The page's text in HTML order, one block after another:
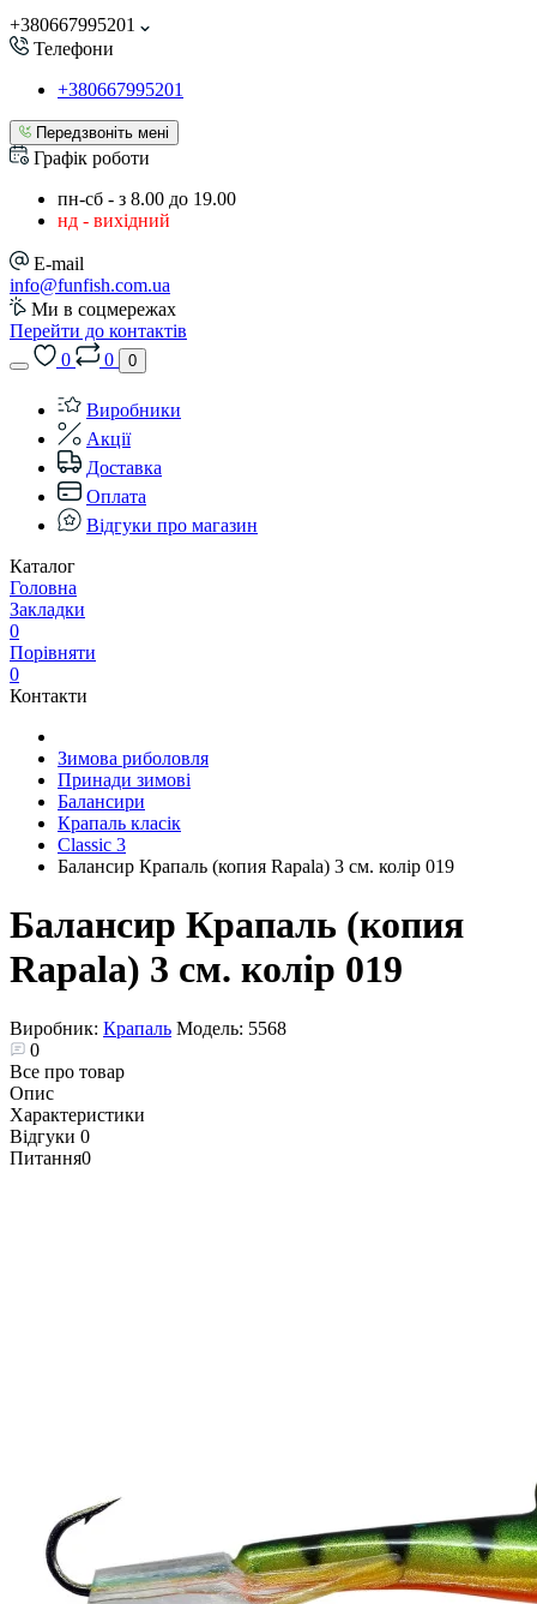
+380667995201
Телефони
+380667995201
Передзвоніть мені
Графік роботи
пн-сб - з 8.00 до 19.00
нд - вихідний
E-mail
info@funfish.com.ua
Ми в соцмережах
Перейти до контактів
0
0 0
Виробники
Акції
Доставка
Оплата
Відгуки про магазин
Каталог
Головна
Закладки
0
Порівняти
0
Контакти
Зимова риболовля
Принади зимові
Балансири
Крапаль класік
Classic 3
Балансир Крапаль (копия Rapala) 3 см. колір 019
Балансир Крапаль (копия
Rapala) 3 см. колір 019
Виробник: Крапаль Модель: 5568
0
Все про товар
Опис
Характеристики
Відгуки 0
Питання0